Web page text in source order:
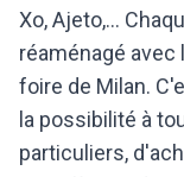
Xo, Ajeto,…
réaménagé
foire de Milan.
la possibilité à
particuliers,